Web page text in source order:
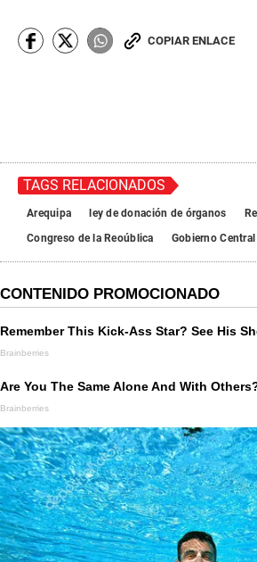
COPIAR ENLACE
TAGS RELACIONADOS
Arequipa ley de donación de órganos
Congreso de la Reoública
Gobierno Central